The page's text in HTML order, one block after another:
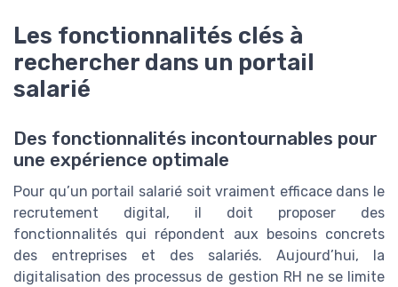
Les fonctionnalités clés à
rechercher dans un portail
salarié
Des fonctionnalités incontournables pour
une expérience optimale
Pour qu’un portail salarié soit vraiment efficace dans le
recrutement digital, il doit proposer des
fonctionnalités qui répondent aux besoins concrets
des entreprises et des salariés. Aujourd’hui, la
digitalisation des processus de gestion RH ne se limite